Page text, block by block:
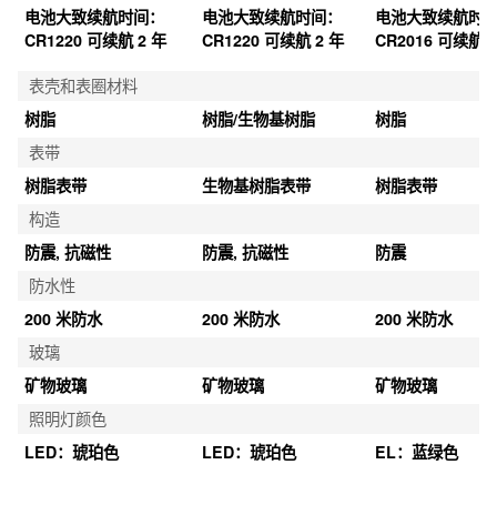
电池大致续航时间：
CR1220 可续航 2 年
电池大致续航时间：
CR1220 可续航 2 年
电池大致续航时
CR2016 可续航
表壳和表圈材料
树脂
树脂/生物基树脂
树脂
表带
树脂表带
生物基树脂表带
树脂表带
构造
防震, 抗磁性
防震, 抗磁性
防震
防水性
200 米防水
200 米防水
200 米防水
玻璃
矿物玻璃
矿物玻璃
矿物玻璃
照明灯颜色
LED：琥珀色
LED：琥珀色 EL：蓝绿色